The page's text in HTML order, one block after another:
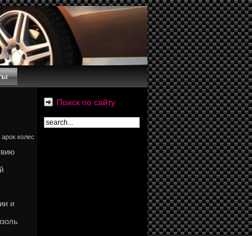
колес
и
Поиск по сайту